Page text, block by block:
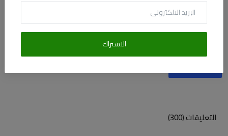
الاشتراك
التعليقات (300)